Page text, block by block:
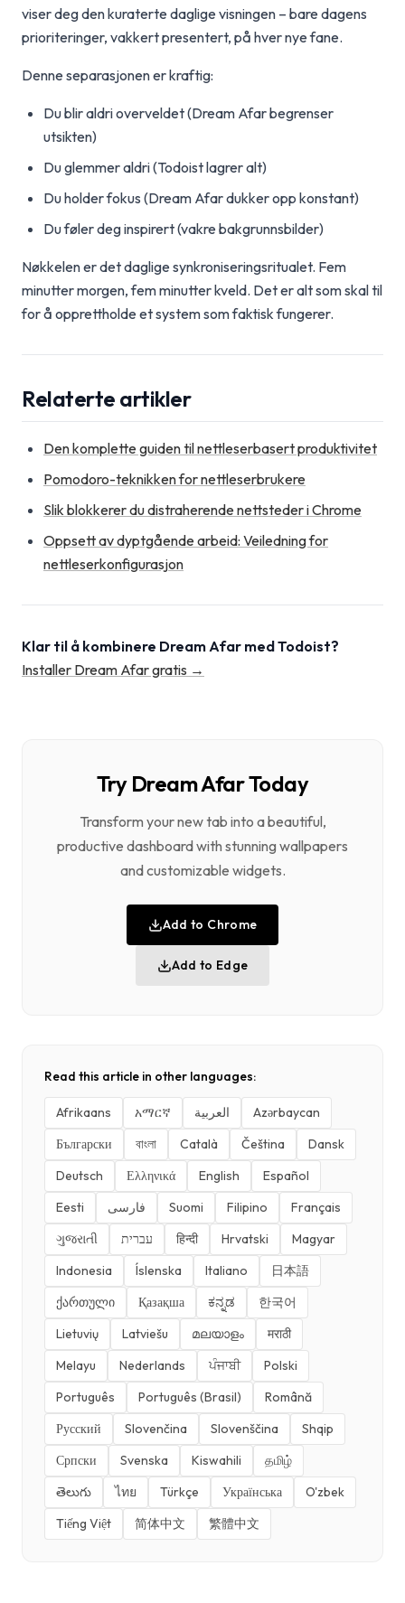
viser deg den kuraterte daglige visningen – bare dagens
prioriteringer, vakkert presentert, på hver nye fane.
Denne separasjonen er kraftig:
Du blir aldri overveldet (Dream Afar begrenser
utsikten)
Du glemmer aldri (Todoist lagrer alt)
Du holder fokus (Dream Afar dukker opp konstant)
Du føler deg inspirert (vakre bakgrunnsbilder)
Nøkkelen er det daglige synkroniseringsritualet. Fem
minutter morgen, fem minutter kveld. Det er alt som skal til
for å opprettholde et system som faktisk fungerer.
Relaterte artikler
Den komplette guiden til nettleserbasert produktivitet
Pomodoro-teknikken for nettleserbrukere
Slik blokkerer du distraherende nettsteder i Chrome
Oppsett av dyptgående arbeid: Veiledning for
nettleserkonfigurasjon
Klar til å kombinere Dream Afar med Todoist?
Installer Dream Afar gratis →
Try Dream Afar Today
Transform your new tab into a beautiful,
productive dashboard with stunning wallpapers
and customizable widgets.
Add to Chrome
Add to Edge
Read this article in other languages:
Afrikaans አማርኛ العربية
Azərbaycan
Български
বাংলা Català Čeština
Dansk
Deutsch
Ελληνικά English
Español
Eesti
فارسی Suomi Filipino
Français
ગુજરાતી
עברית हिन्दी Hrvatski
Magyar
Indonesia
Íslenska Italiano
日本語
ქართული
Қазақша ಕನ್ನಡ
한국어
Lietuvių
Latviešu മലയാളം
मराठी
Melayu
Nederlands ਪੰਜਾਬੀ
Polski
Português
Português (Brasil)
Română
Русский
Slovenčina Slovenščina
Shqip
Српски
Svenska Kiswahili
தமிழ்
తెలుగు
ไทย Türkçe Українська
O'zbek
Tiếng Việt
简体中文 繁體中文